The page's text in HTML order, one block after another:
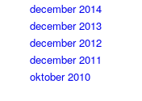
december 2014
december 2013
december 2012
december 2011
oktober 2010